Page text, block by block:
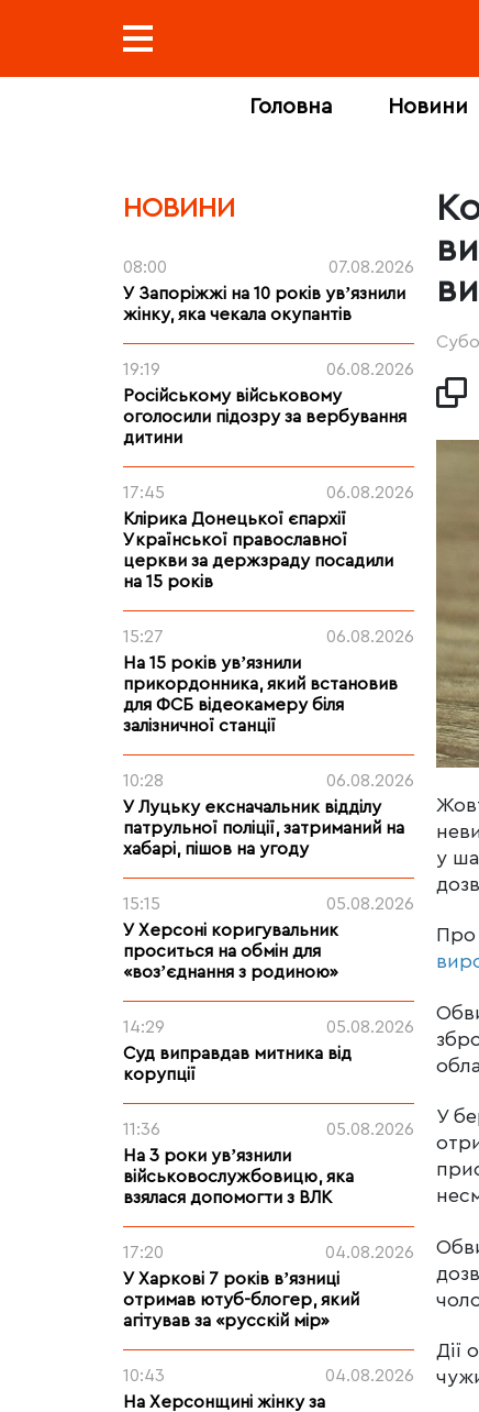
Головна Новини
НОВИНИ
08:00
07.08.2026
У Запоріжжі на 10 років увʼязнили
жінку, яка чекала окупантів
19:19
06.08.2026
Російському військовому
оголосили підозру за вербування
дитини
17:45
06.08.2026
Клірика Донецької єпархії
Української православної
церкви за держзраду посадили
на 15 років
15:27
06.08.2026
На 15 років увʼязнили
прикордонника, який встановив
для ФСБ відеокамеру біля
залізничної станції
10:28
06.08.2026
У Луцьку ексначальник відділу
патрульної поліції, затриманий на
хабарі, пішов на угоду
15:15
05.08.2026
У Херсоні коригувальник
проситься на обмін для
«возʼєднання з родиною»
14:29
05.08.2026
Суд виправдав митника від
корупції
11:36
05.08.2026
На 3 роки увʼязнили
військовослужбовицю, яка
взялася допомогти з ВЛК
17:20
04.08.2026
У Харкові 7 років вʼязниці
отримав ютуб-блогер, який
агітував за «русскій мір»
10:43
04.08.2026
На Херсонщині жінку за
у
Про
У
Дії